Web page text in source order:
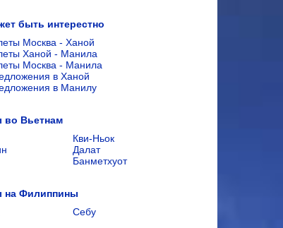
быть интерестно
Москва - Ханой
Ханой - Манила
Москва - Манила
в Ханой
в Манилу
во Вьетнам
Кви-Ньок
Далат
Банметхуот
на Филиппины
Себу